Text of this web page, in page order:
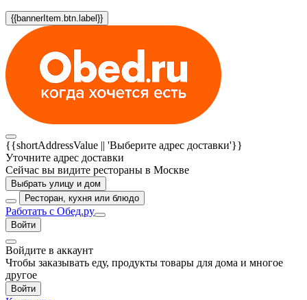
{{bannerItem.btn.label}}
{{shortAddressValue || 'Выберите адрес доставки'}}
Уточните адрес доставки
Сейчас вы видите рестораны в Москве
Выбрать улицу и дом
Ресторан, кухня или блюдо
Работать с Обед.ру
Войти
Войдите в аккаунт
Чтобы заказывать еду, продукты товары для дома и многое
другое
Войти